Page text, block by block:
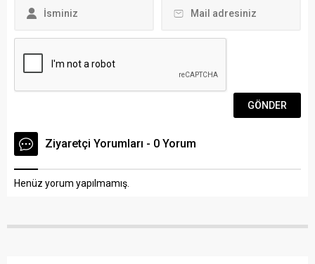
kapsamda, Narkotik
Ziyaretçi Yorumları - 0 Yorum
Henüz yorum yapılmamış.